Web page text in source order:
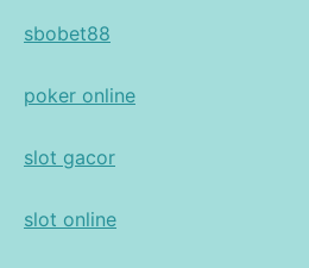
Tags:
FUNGSI
sbobet88
poker online
slot gacor
slot online